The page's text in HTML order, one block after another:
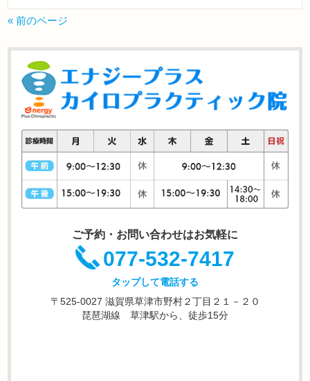
« 前のページ
ご予約・お問い合わせはお気軽に
077-532-7417
タップして電話する
〒525-0027 滋賀県草津市野村２丁目２１－２０
琵琶湖線 草津駅から、徒歩15分